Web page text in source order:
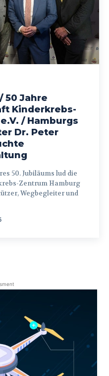
/ 50 Jahre
Kinderkrebs-
/ Hamburgs
Dr. Peter
Zentrum Hamburg
Wegbegleiter und